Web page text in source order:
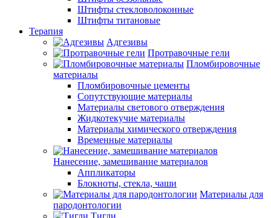
Штифты стекловолоконные
Штифты титановые
Терапия
Адгезивы
Протравочные гели
Пломбировочные
материалы
Пломбировочные цементы
Сопутствующие материалы
Материалы светового отверждения
Жидкотекучие материалы
Материалы химического отверждения
Временные материалы
Нанесение, замешивание материалов
Аппликаторы
Блокноты, стекла, чаши
Материалы для
пародонтологии
Тигли